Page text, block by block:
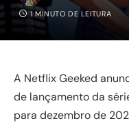
1 MINUTO DE LEITURA
A Netflix Geeked
de lançamento da
para dezembro de